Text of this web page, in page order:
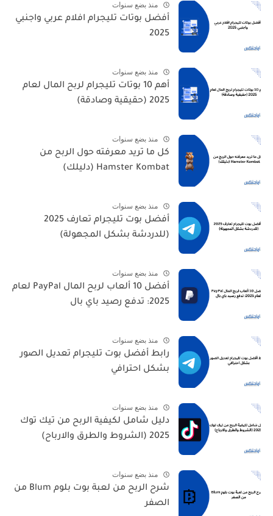
منذ بضع سنوات
أفضل بوتات تليجرام افلام عربي واجنبي
2025
منذ بضع سنوات
أهم 10 بوتات تليجرام لربح المال لعام
2025 (حقيقية وصادقة)
منذ بضع سنوات
كل ما تريد معرفته حول الربح من
Hamster Kombat (دليلك)
منذ بضع سنوات
أفضل بوت تليجرام تعارف 2025
(للدردشة بشكل المجهولة)
منذ بضع سنوات
أفضل 10 ألعاب لربح المال PayPal لعام
2025: تدفع رصيد باي بال
منذ بضع سنوات
رابط أفضل بوت تليجرام تعديل الصور
بشكل احترافي
منذ بضع سنوات
دليل شامل لكيفية الربح من تيك توك
2025 (الشروط والطرق والارباح)
منذ بضع سنوات
شرح الربح من لعبة بوت بلوم Blum من
الصفر